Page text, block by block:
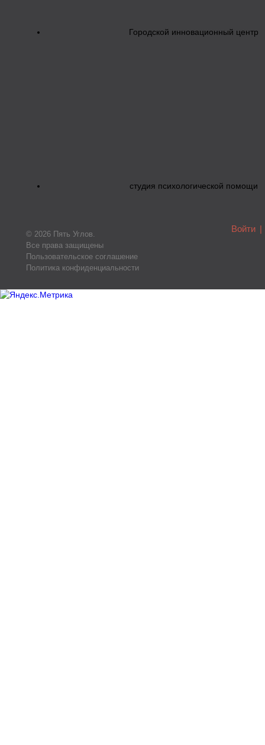
Городской инновационный центр
студия психологической помощи
© 2026 Пять Углов.
Все права защищены
Пользовательское соглашение
Политика конфиденциальности
Войти